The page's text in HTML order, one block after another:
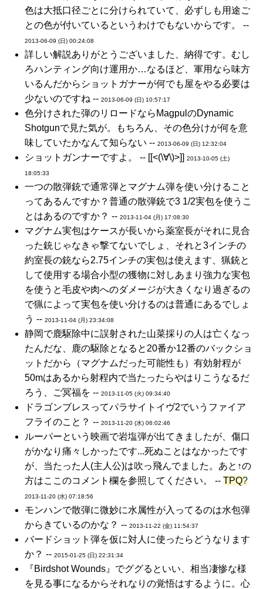
色は大抵口径ごとに分けられていて、必ずしも用途ご
との色が付いているというわけでもないからです。 --
2013-06-09 (日) 00:24:08
詳しい解説ありがとうございました、納得です。むし
ろハンティング向け運用か…なるほど、軍用なら味方
いるんだからショットガナーが何でも屋をやる必要は
少ないのですね -- 2013-06-09 (日) 10:57:17
色分けされた弾のリロードならMagpulのDynamic
Shotgunで見た気が。もちろん、その色分けが何を意
味していたかなんて知らない -- 2013-06-09 (日) 12:32:04
ショットガンナーですよ。 -- [[<(\∀\)>]] 2013-10-05 (土)
18:05:33
一つの散弾銃で通常弾とマグナム弾を使い分けること
ってあるんですか？普通の散弾銃で3 1/2実包を使うこ
とはあるのですか？ -- 2013-11-04 (月) 17:08:30
マグナム実包はケースが長いから薬室長がそれに見合
った銃じゃなきゃ撃てないでしょ、それと3インチの
約室長の銃なら2.75インチの実包は使えます、猟銃と
して使用する場合小型の獲物に対しあまり強力な実包
を使うと毛皮や肉へのダメージが大きくなり過ぎるの
で猟によって実包を使い分けるのは普通にあるでしょ
う -- 2013-11-04 (月) 23:34:08
静岡で鹿駆除中に誤射された山菜採りの人は亡くなっ
たんだな、鹿の駆除となると20番か12番のバックショ
ットだから（マグナムだった可能性も）有効射程が
50mはあるから射程内で当たったらやはりこうなるだ
ろう、ご冥福を -- 2013-11-05 (火) 09:34:40
ドラゴンブレスってパラサイトイヴ2でいうファイア
フライのこと？ -- 2013-11-20 (水) 06:02:46
ルーパーという映画で岩塩弾が出てきましたが、傷口
がかなり痛々しかったです...死ぬことはなかったです
が、当たった人(主人公)は吹っ飛んでました。あと↑の
方はここのコメント欄を参照してください。 -- TPQ?
2013-11-20 (水) 07:18:56
モンハンで散弾に微妙に水属性が入ってるのは水包弾
からきているのかな？ -- 2013-11-22 (金) 11:54:37
バードショット弾を仮に対人に使ったらどうなります
か？ -- 2015-01-25 (日) 22:31:34
『Birdshot Wounds』でググるといい、相当凄惨な様
を見る事になるからそれなりの覚悟はするように。心